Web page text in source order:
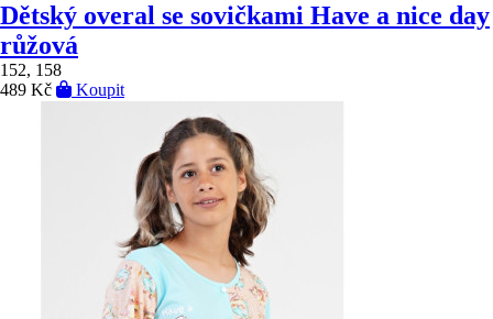
Dětský overal se sovičkami Have a nice day
růžová
152, 158
489 Kč
Koupit